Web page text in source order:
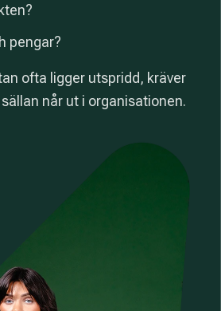
pengar?
ofta ligger utspridd, kräver
når ut i organisationen.